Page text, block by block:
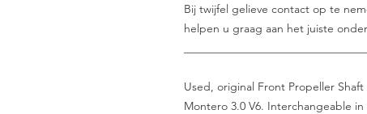
Bij twijfel gelieve contact op te
helpen u graag aan het juiste
Used, original Front Propeller
Montero 3.0 V6. Interchangeable